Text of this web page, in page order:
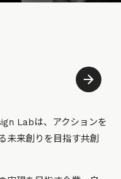
Labは、アクションを
未来創りを目指す共創